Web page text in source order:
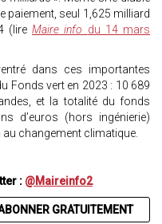
paiement, seul 1,625 milliard
(lire Maire info du 14 mars
dans ces importantes
Fonds vert en 2023 : 10 689
et la totalité du fonds
d’euros (hors ingénierie)
changement climatique.
: @Maireinfo2
GRATUITEMENT